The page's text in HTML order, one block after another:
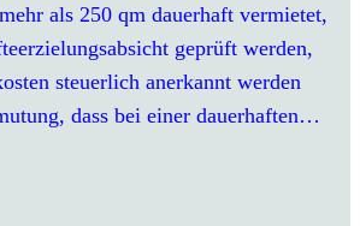
als 250 qm dauerhaft vermietet,
geprüft werden,
steuerlich anerkannt werden
dass bei einer dauerhaften…